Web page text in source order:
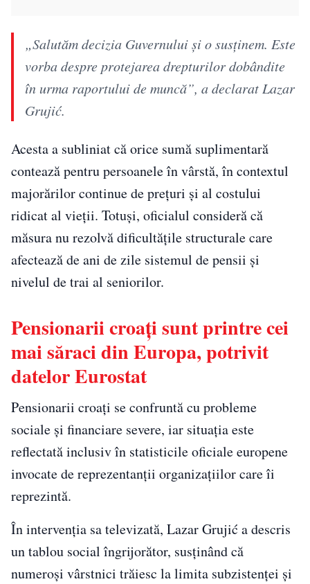
„Salutăm decizia Guvernului și o susținem. Este
vorba despre protejarea drepturilor dobândite
în urma raportului de muncă”, a declarat Lazar
Grujić.
Acesta a subliniat că orice sumă suplimentară
contează pentru persoanele în vârstă, în contextul
majorărilor continue de prețuri și al costului
ridicat al vieții. Totuși, oficialul consideră că
măsura nu rezolvă dificultățile structurale care
afectează de ani de zile sistemul de pensii și
nivelul de trai al seniorilor.
Pensionarii croați sunt printre cei
mai săraci din Europa, potrivit
datelor Eurostat
Pensionarii croați se confruntă cu probleme
sociale și financiare severe, iar situația este
reflectată inclusiv în statisticile oficiale europene
invocate de reprezentanții organizațiilor care îi
reprezintă.
În intervenția sa televizată, Lazar Grujić a descris
un tablou social îngrijorător, susținând că
numeroși vârstnici trăiesc la limita subzistenței și